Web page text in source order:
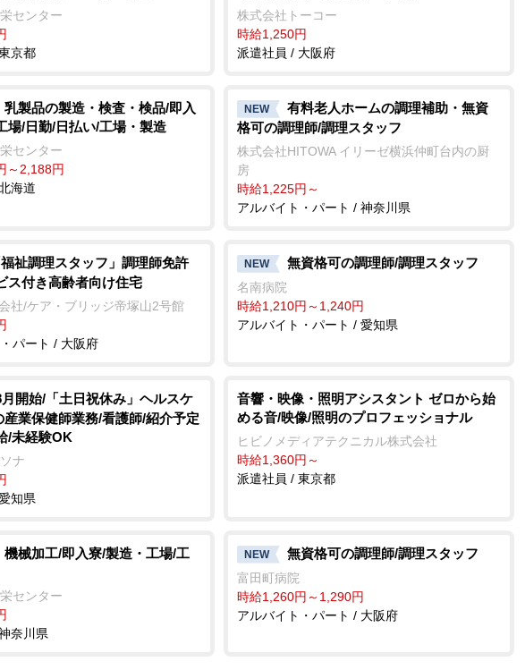
センター
京都
株式会社トーコー
時給1,250円
派遣社員 / 大阪府
乳製品の製造・検査・検品/即入
場/日勤/日払い/工場・製造
センター
～2,188円
海道
NEW
有料老人ホームの調理補助・無資
格可の調理師/調理スタッフ
株式会社HITOWA イリーゼ横浜仲町台内の厨
房
時給1,225円～
アルバイト・パート / 神奈川県
福祉調理スタッフ」調理師免許
ス付き高齢者向け住宅
社/ケア・ブリッジ帝塚山2号館
パート / 大阪府
NEW 無資格可の調理師/調理スタッフ
名南病院
時給1,210円～1,240円
アルバイト・パート / 愛知県
開始/「土日祝休み」ヘルスケ
産業保健師業務/看護師/紹介予定
/未経験OK
ナ
知県
音響・映像・照明アシスタント ゼロから始
める音/映像/照明のプロフェッショナル
ヒビノメディアテクニカル株式会社
時給1,360円～
派遣社員 / 東京都
機械加工/即入寮/製造・工場/工
センター
奈川県
NEW 無資格可の調理師/調理スタッフ
富田町病院
時給1,260円～1,290円
アルバイト・パート / 大阪府